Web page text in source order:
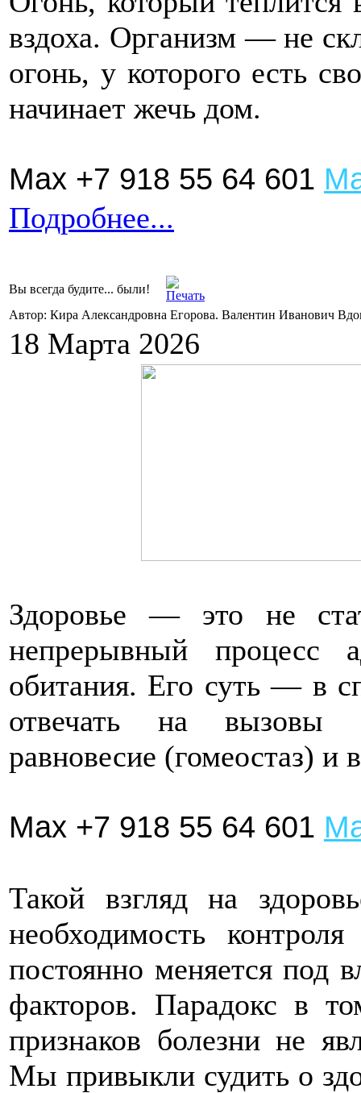
вздоха. Организм — не
огонь, у которого есть
начинает жечь дом.
Max +7 918 55 64 601
Подробнее...
Вы всегда будите... были!
Автор: Кира Александровна Егорова. Валентин Иванович
18 Марта 2026
Здоровье — это не
непрерывный процесс
обитания. Его суть — в
отвечать на вызовы
равновесие (гомеостаз) и
Max +7 918 55 64 601
Такой взгляд на
необходимость
постоянно меняется под
факторов. Парадокс в
признаков болезни не
Мы привыкли судить о